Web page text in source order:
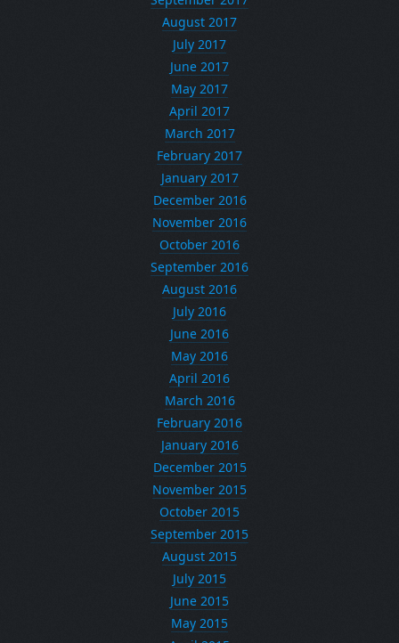
August 2017
July 2017
June 2017
May 2017
April 2017
March 2017
February 2017
January 2017
December 2016
November 2016
October 2016
September 2016
August 2016
July 2016
June 2016
May 2016
April 2016
March 2016
February 2016
January 2016
December 2015
November 2015
October 2015
September 2015
August 2015
July 2015
June 2015
May 2015